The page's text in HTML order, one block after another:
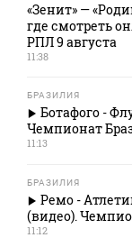
«Зенит» —
где смотреть
РПЛ 9 августа
11:38
БРАЗИЛИЯ
Ботафого -
Чемпионат
11:13
БРАЗИЛИЯ
Ремо -
(видео).
11:12